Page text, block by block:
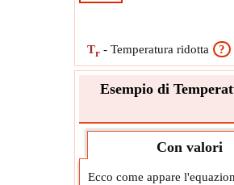
Tr - Temperatura ridotta ?
Esempio di
Con valori
Ecco come appare